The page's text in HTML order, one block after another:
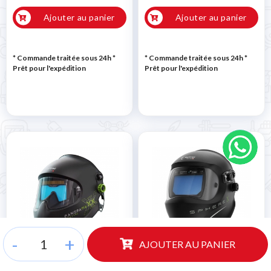
- + AJOUTER AU PANIER
Ajouter au panier
* Commande traitée sous 24h*
Prêt pour l'expédition
Ajouter au panier
* Commande traitée sous 24h*
Prêt pour l'expédition
Masque automatique